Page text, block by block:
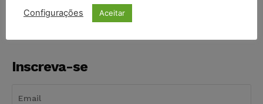
Inscreva-se
Configurações Aceitar